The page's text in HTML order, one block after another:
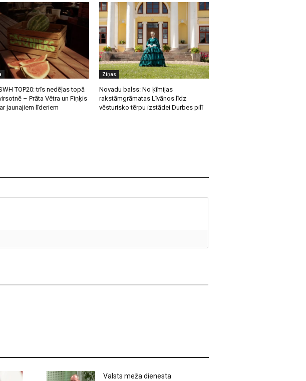
TOP20: trīs nedēļas topā
– Prāta Vētra un Fiņķis
jaunajiem līderiem
Ziņas
Novadu balss: No ķīmijas
rakstāmgrāmatas Līvānos līdz
vēsturisko tērpu izstādei Durbes pilī
Valsts meža dienesta